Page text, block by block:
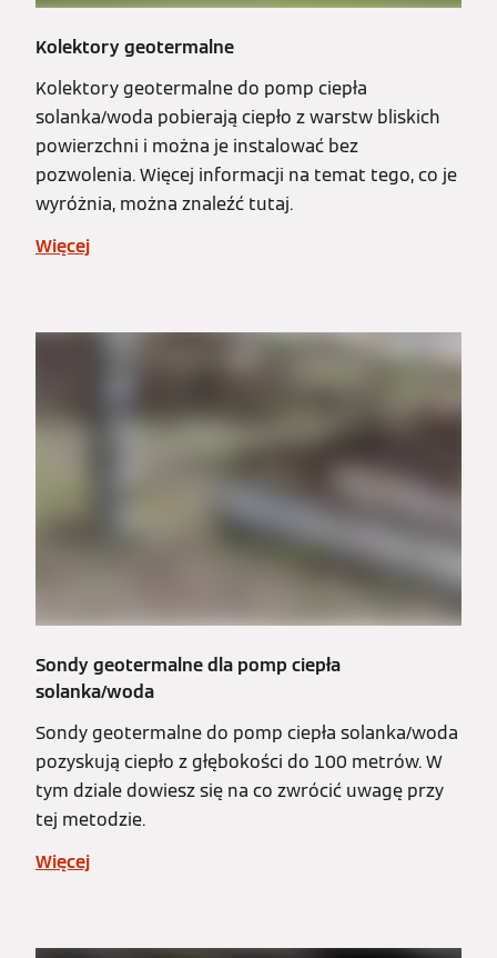
Kolektory geotermalne
Kolektory geotermalne do pomp ciepła
solanka/woda pobierają ciepło z warstw bliskich
powierzchni i można je instalować bez
pozwolenia. Więcej informacji na temat tego, co je
wyróżnia, można znaleźć tutaj.
Więcej
Sondy geotermalne dla pomp ciepła
solanka/woda
Sondy geotermalne do pomp ciepła solanka/woda
pozyskują ciepło z głębokości do 100 metrów. W
tym dziale dowiesz się na co zwrócić uwagę przy
tej metodzie.
Więcej